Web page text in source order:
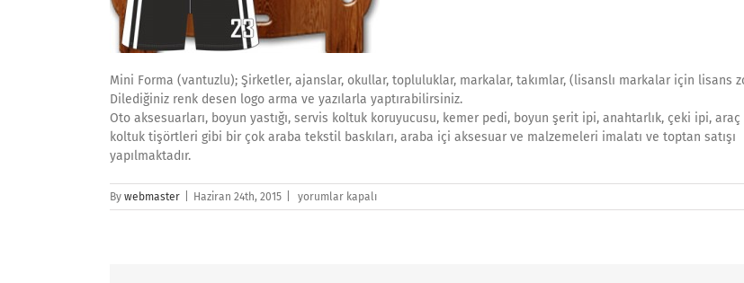
Mini Forma (vantuzlu); Şirketler, ajanslar, okullar, topluluklar, markalar, takımlar, (lisanslı markalar için lisans
Dilediğiniz renk desen logo arma ve yazılarla yaptırabilirsiniz.
Oto aksesuarları, boyun yastığı, servis koltuk koruyucusu, kemer pedi, boyun şerit ipi, anahtarlık, çeki ipi, araç
koltuk tişörtleri gibi bir çok araba tekstil baskıları, araba içi aksesuar ve malzemeleri imalatı ve toptan satışı
yapılmaktadır.
By webmaster Haziran 24th, 2015
oto-
mini-
yorumlar kapalı